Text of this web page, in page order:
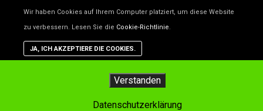
Tag-Archiv:architecture
Wir haben Cookies auf Ihrem Computer platziert, um diese Website
zu verbessern. Lesen Sie die Cookie-Richtlinie.
JA, ICH AKZEPTIERE DIE COOKIES.
Unsere Website benutzt Cookies – das sind kleine Dateien,
helfen, die Website besser zu machen. Wenn du nicht willst,
Browser einstellen. Aber dann funktioniert vielleicht nicht
auf der Website so, wie es soll.
Verstanden
Datenschutzerklärung